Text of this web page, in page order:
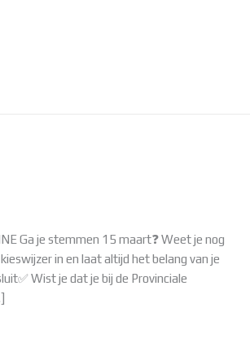
Ga je stemmen 15 maart❓ Weet je nog
in en laat altijd het belang van je
Wist je dat je bij de Provinciale